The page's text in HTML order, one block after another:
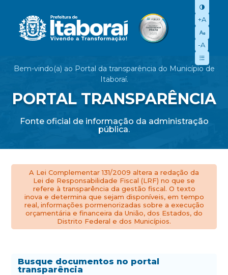
+A
-A
Bem-vindo(a) ao Portal da transparência do Município de
Itaboraí.
PORTAL TRANSPARÊNCIA
Fonte oficial de informação da administração
pública.
A Lei Complementar 131/2009 altera a redação da
Lei de Responsabilidade Fiscal (LRF) no que se
refere à transparência da gestão fiscal. O texto
inova e determina que sejam disponíveis, em tempo
real, informações pormenorizadas sobre a execução
orçamentária e financeira da União, dos Estados, do
Distrito Federal e dos Municípios.
Busque documentos no portal
transparência